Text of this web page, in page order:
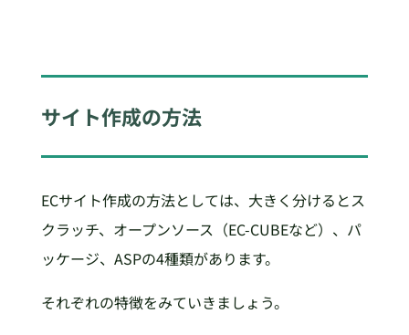
サイト作成の方法
ECサイト作成の方法としては、大きく分けるとス
クラッチ、オープンソース（EC-CUBEなど）、パ
ッケージ、ASPの4種類があります。
それぞれの特徴をみていきましょう。